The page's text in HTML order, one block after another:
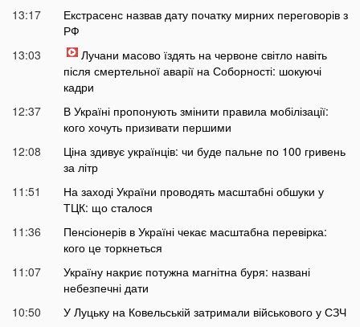
13:17
Екстрасенс назвав дату початку мирних переговорів з
РФ
13:03
Лучани масово їздять на червоне світло навіть
після смертельної аварії на Соборності: шокуючі
кадри
12:37
В Україні пропонують змінити правила мобілізації:
кого хочуть призивати першими
12:08
Ціна здивує українців: чи буде пальне по 100 гривень
за літр
11:51
На заході України проводять масштабні обшуки у
ТЦК: що сталося
11:36
Пенсіонерів в Україні чекає масштабна перевірка:
кого це торкнеться
11:07
Україну накриє потужна магнітна буря: названі
небезпечні дати
10:50
У Луцьку на Ковельській затримали військового у СЗЧ